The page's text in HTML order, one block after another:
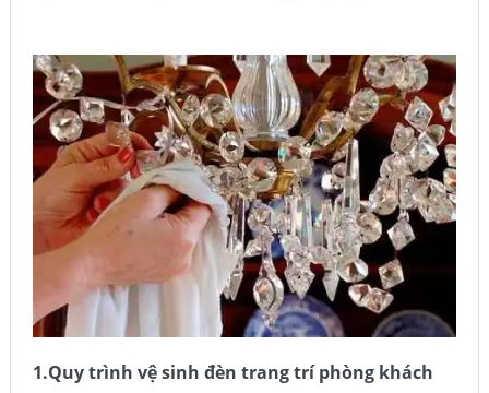
1.Quy trình vệ sinh đèn trang trí phòng khách